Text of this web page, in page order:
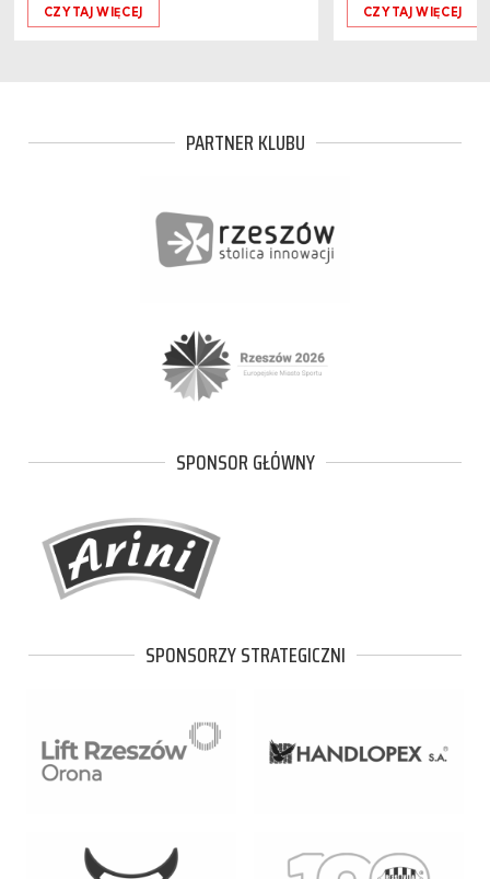
CZYTAJ WIĘCEJ CZYTAJ WIĘCEJ
PARTNER KLUBU
SPONSOR GŁÓWNY
SPONSORZY STRATEGICZNI